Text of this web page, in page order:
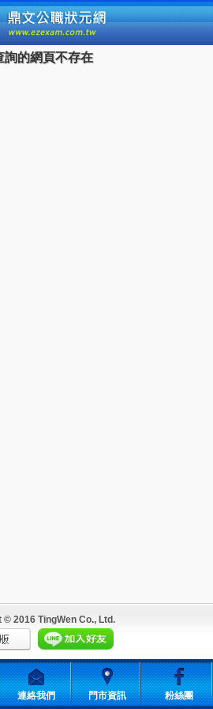
鼎文公
詢的網頁不存在
2016 TingWen Co., Ltd.
連絡我們 門市資訊 粉絲團